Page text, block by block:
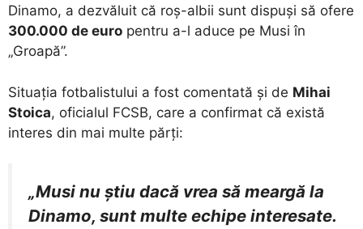
Dinamo, a dezvăluit că roș-albii sunt dispuși să ofere
300.000 de euro pentru a-l aduce pe Musi în
„Groapă”.
Situația fotbalistului a fost comentată și de Mihai
Stoica, oficialul FCSB, care a confirmat că există
interes din mai multe părți:
„Musi nu știu dacă vrea să meargă la
Dinamo, sunt multe echipe interesate.